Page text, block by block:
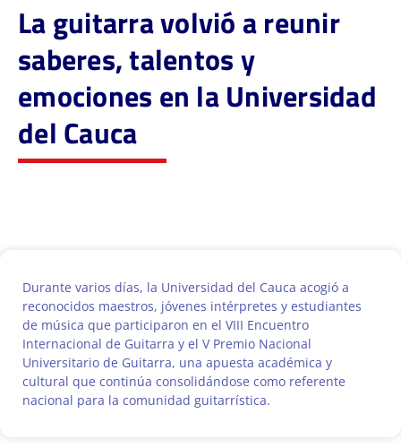
La guitarra volvió a reunir
saberes, talentos y
emociones en la Universidad
del Cauca
Durante varios días, la Universidad del Cauca acogió a
reconocidos maestros, jóvenes intérpretes y estudiantes
de música que participaron en el VIII Encuentro
Internacional de Guitarra y el V Premio Nacional
Universitario de Guitarra, una apuesta académica y
cultural que continúa consolidándose como referente
nacional para la comunidad guitarrística.